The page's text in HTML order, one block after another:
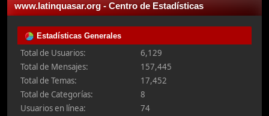
www.latinquasar.org - Centro de Estadísticas
Estadísticas Generales
Total de Usuarios:
6,129
Total de Mensajes:
157,445
Total de Temas:
17,452
Total de Categorías:
8
Usuarios en línea:
74